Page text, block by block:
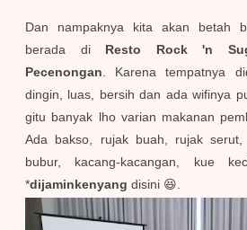
Dan nampaknya kita akan betah
berada di Resto Rock 'n
Pecenongan . Karena tempatnya
dingin, luas, bersih dan ada wifinya
gitu banyak lho varian makanan
Ada bakso, rujak buah, rujak
bubur, kacang-kacangan, kue
*dijaminkenyang disini 😆.